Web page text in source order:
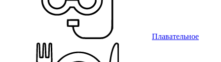
Плавательное